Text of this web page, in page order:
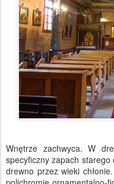
Wnętrze zachwyca. W
specyficzny zapach
drewno przez wieki